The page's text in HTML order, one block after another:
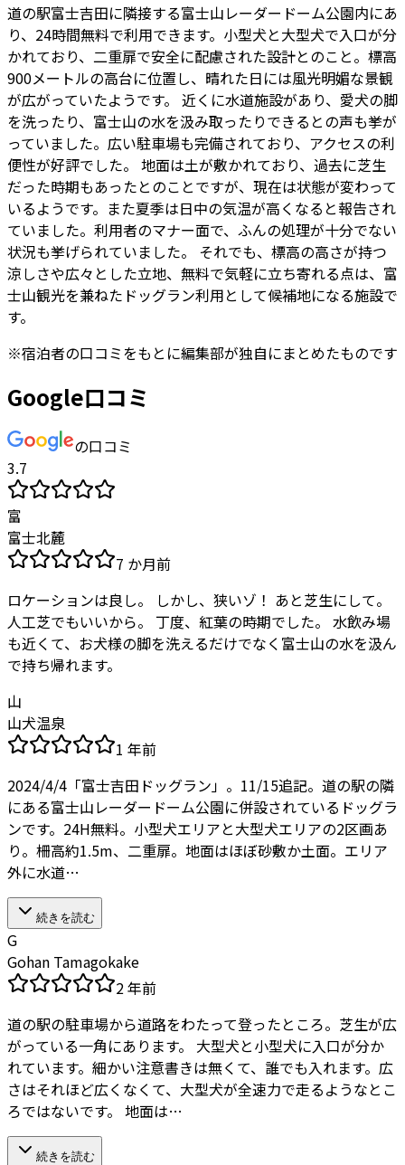
道の駅富士吉田に隣接する富士山レーダードーム公園内にあ
り、24時間無料で利用できます。小型犬と大型犬で入口が分
かれており、二重扉で安全に配慮された設計とのこと。標高
900メートルの高台に位置し、晴れた日には風光明媚な景観
が広がっていたようです。 近くに水道施設があり、愛犬の脚
を洗ったり、富士山の水を汲み取ったりできるとの声も挙が
っていました。広い駐車場も完備されており、アクセスの利
便性が好評でした。 地面は土が敷かれており、過去に芝生
だった時期もあったとのことですが、現在は状態が変わって
いるようです。また夏季は日中の気温が高くなると報告され
ていました。利用者のマナー面で、ふんの処理が十分でない
状況も挙げられていました。 それでも、標高の高さが持つ
涼しさや広々とした立地、無料で気軽に立ち寄れる点は、富
士山観光を兼ねたドッグラン利用として候補地になる施設で
す。
※宿泊者の口コミをもとに編集部が独自にまとめたものです
Google口コミ
の口コミ
3.7
富
富士北麓
7 か月前
ロケーションは良し。 しかし、狭いゾ！ あと芝生にして。
人工芝でもいいから。 丁度、紅葉の時期でした。 水飲み場
も近くて、お犬様の脚を洗えるだけでなく富士山の水を汲ん
で持ち帰れます。
山
山犬温泉
1 年前
2024/4/4「富士吉田ドッグラン」。11/15追記。道の駅の隣
にある富士山レーダードーム公園に併設されているドッグラ
ンです。24H無料。小型犬エリアと大型犬エリアの2区画あ
り。柵高約1.5m、二重扉。地面はほぼ砂敷か土面。エリア
外に水道…
続きを読む
G
Gohan Tamagokake
2 年前
道の駅の駐車場から道路をわたって登ったところ。芝生が広
がっている一角にあります。 大型犬と小型犬に入口が分か
れています。細かい注意書きは無くて、誰でも入れます。広
さはそれほど広くなくて、大型犬が全速力で走るようなとこ
ろではないです。 地面は…
続きを読む